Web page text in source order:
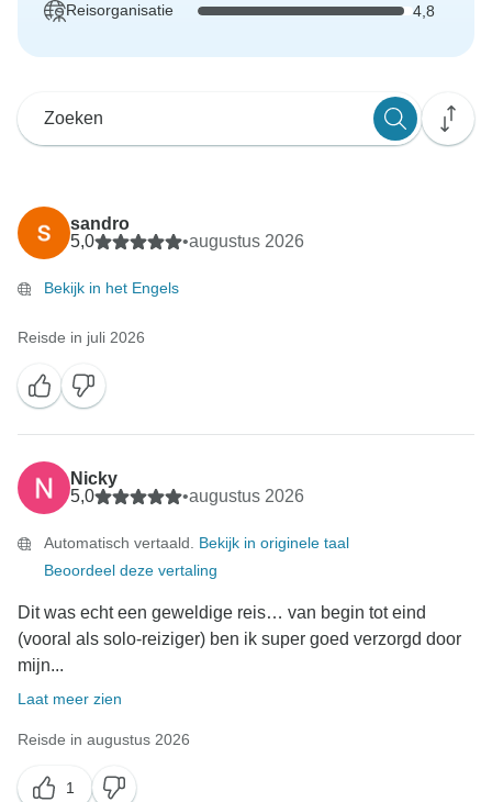
Reisorganisatie 4,8
sandro
5,0
•augustus 2026
Bekijk in het Engels
Reisde in juli 2026
Nicky
5,0
•augustus 2026
Automatisch vertaald. Bekijk in originele taal
Beoordeel deze vertaling
Dit was echt een geweldige reis… van begin tot eind
(vooral als solo-reiziger) ben ik super goed verzorgd door
mijn...
Laat meer zien
Reisde in augustus 2026
1